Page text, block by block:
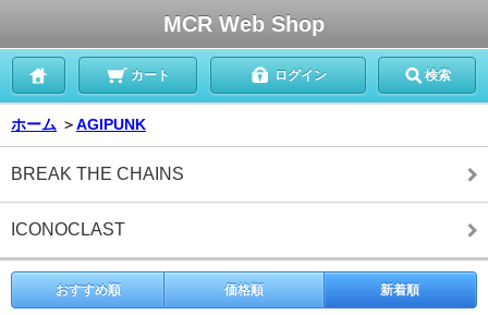
MCR Web Shop
カート ログイン 検索
ホーム ＞AGIPUNK
BREAK THE CHAINS
ICONOCLAST
おすすめ順 価格順 新着順